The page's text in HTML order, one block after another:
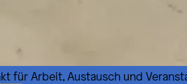
für Arbeit, Austausch und